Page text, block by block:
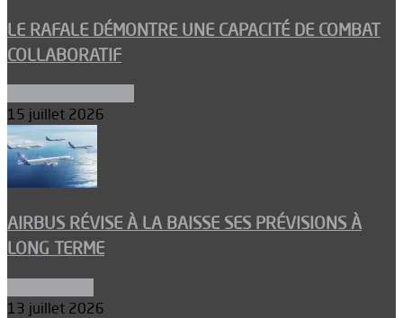
LE RAFALE DÉMONTRE UNE CAPACITÉ DE COMBAT
COLLABORATIF
15 juillet 2026
AIRBUS RÉVISE À LA BAISSE SES PRÉVISIONS À
LONG TERME
13 juillet 2026